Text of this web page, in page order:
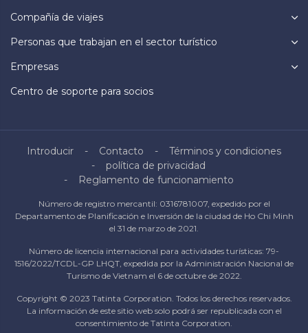
Compañía de viajes
Personas que trabajan en el sector turístico
Empresas
Centro de soporte para socios
Introducir Contacto
Términos y condiciones
política de privacidad
Reglamento de funcionamiento
Número de registro mercantil: 0316781007, expedido por el
Departamento de Planificación e Inversión de la ciudad de Ho Chi Minh
el 31 de marzo de 2021.
Número de licencia internacional para actividades turísticas: 79-
1516/2022/TCDL-GP LHQT, expedida por la Administración Nacional de
Turismo de Vietnam el 6 de octubre de 2022.
Copyright © 2023 Tatinta Corporation. Todos los derechos reservados.
La información de este sitio web solo podrá ser republicada con el
consentimiento de Tatinta Corporation.